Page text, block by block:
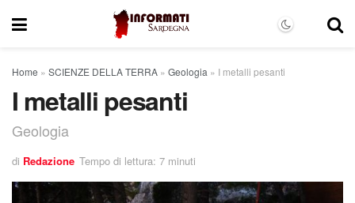
Home » SCIENZE DELLA TERRA » Geologia » I metalli pesanti
I metalli pesanti
Geologia
di Redazione Tempo di lettura: 7 minuti